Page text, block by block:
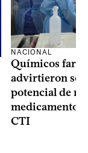
NACIONAL
Químicos
advirtieron
potencial de
medicamentos
CTI